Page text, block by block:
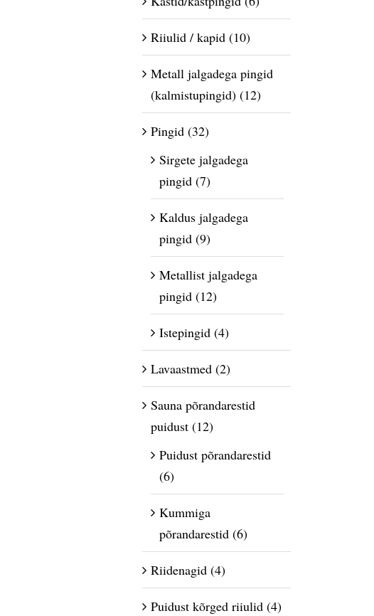
Riiulid / kapid (10)
Metall jalgadega pingid
(kalmistupingid) (12)
Pingid (32)
Sirgete jalgadega
pingid (7)
Kaldus jalgadega
pingid (9)
Metallist jalgadega
pingid (12)
Istepingid (4)
Lavaastmed (2)
Sauna põrandarestid
puidust (12)
Puidust põrandarestid
(6)
Kummiga
põrandarestid (6)
Riidenagid (4)
Puidust kõrged riiulid (4)